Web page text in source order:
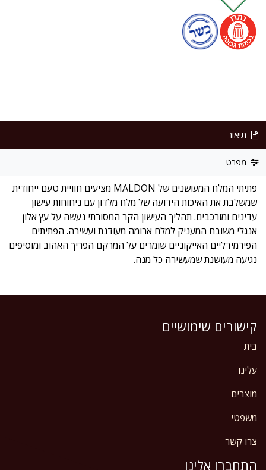
תיאור
מפרט
פתיתי המלח המעושנים של MALDON מציעים חוויית טעם ייחודית
שמשלבת את האיכות הידועה של מלח מלדון עם ניחוחות עישון
עדינים ומורכבים. תהליך העישון הקר המסורתי נעשה על עץ אלון
אנגלי משובח המעניק למלח ארומה מעודנת ועשירה. הפתיתים
הפירמידליים האייקוניים שומרים על המרקם הפריך האהוב ומוסיפים
נגיעה מעושנת שמעשירה כל מנה.
קישורים שימושיים
בית
עלינו
מוצרים
משפטי
צרו קשר
התחברו אלינו